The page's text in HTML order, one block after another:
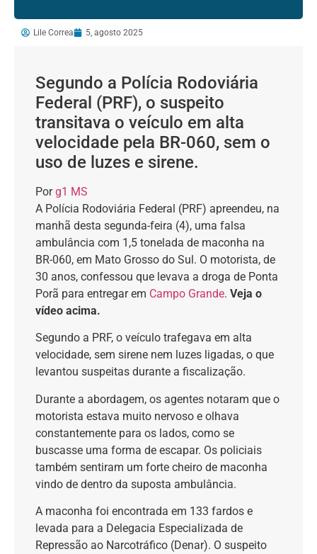
Lile Correa 5, agosto 2025
Segundo a Polícia Rodoviária
Federal (PRF), o suspeito
transitava o veículo em alta
velocidade pela BR-060, sem o
uso de luzes e sirene.
Porg1 MS
A Polícia Rodoviária Federal (PRF) apreendeu, na
manhã desta segunda-feira (4), uma falsa
ambulância com 1,5 tonelada de maconha na
BR-060, em Mato Grosso do Sul. O motorista, de
30 anos, confessou que levava a droga de Ponta
Porã para entregar em Campo Grande. Veja o
vídeo acima.
Segundo a PRF, o veículo trafegava em alta
velocidade, sem sirene nem luzes ligadas, o que
levantou suspeitas durante a fiscalização.
Durante a abordagem, os agentes notaram que o
motorista estava muito nervoso e olhava
constantemente para os lados, como se
buscasse uma forma de escapar. Os policiais
também sentiram um forte cheiro de maconha
vindo de dentro da suposta ambulância.
A maconha foi encontrada em 133 fardos e
levada para a Delegacia Especializada de
Repressão ao Narcotráfico (Denar). O suspeito